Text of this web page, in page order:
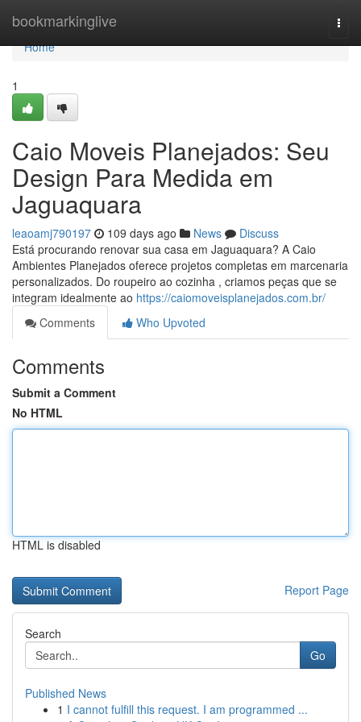
bookmarkinglive
Home
Home
1
Caio Moveis Planejados: Seu
Design Para Medida em
Jaguaquara
leaoamj790197 109 days ago News
Discuss
Está procurando renovar sua casa em Jaguaquara? A Caio
Ambientes Planejados oferece projetos completas em marcenaria
personalizados. Do roupeiro ao cozinha , criamos peças que se
integram idealmente ao https://caiomoveisplanejados.com.br/
Comments
Who Upvoted
Comments
Submit a Comment
No HTML
HTML is disabled
Report Page
Search
Go
Published News
1 I cannot fulfill this request. I am programmed ...